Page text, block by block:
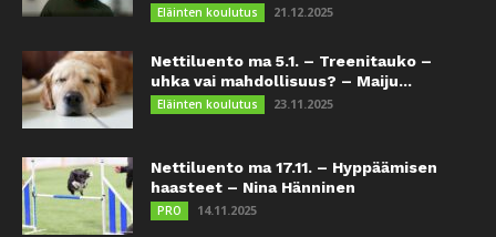
Eläinten koulutus 21.12.2025
Nettiluento ma 5.1. – Treenitauko –
uhka vai mahdollisuus? – Maiju...
Eläinten koulutus 23.11.2025
Nettiluento ma 17.11. – Hyppäämisen
haasteet – Nina Hänninen
PRO 14.11.2025